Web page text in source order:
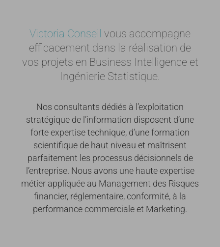
Victoria Conseil vous accompagne
efficacement dans la réalisation de
vos projets en Business Intelligence et
Ingénierie Statistique.
Nos consultants dédiés à l’exploitation
stratégique de l’information disposent d’une
forte expertise technique, d’une formation
scientifique de haut niveau et maîtrisent
parfaitement les processus décisionnels de
l’entreprise. Nous avons une haute expertise
métier appliquée au Management des Risques
financier, réglementaire, conformité, à la
performance commerciale et Marketing.